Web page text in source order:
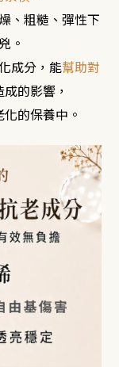
、粗糙、彈性下
。
成分，能幫助對
的影響，
的保養中。